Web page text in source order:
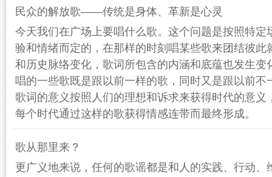
民众的解放歌——传统是身体、革新是心灵
今天我们在广场上要唱什么歌。这个问题是按照特定
验和情绪而定的，在那样的时刻唱某些歌来团结彼此
和历史脉络变化，歌词所包含的内涵和底蕴也发生变
唱的一些歌既是跟以前一样的歌，同时又是跟以前不
歌词的意义按照人们的理想和诉求来获得时代的意义
每个时代通过这样的歌获得情感连带而最终形成。
歌从那里来？
更广义地来说，任何的歌谣都是和人的实践、行动、